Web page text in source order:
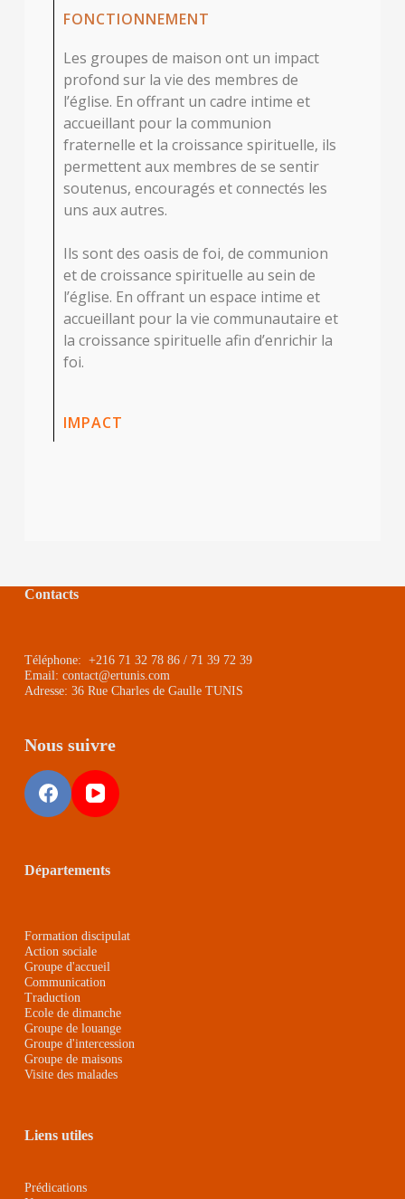
FONCTIONNEMENT
Les groupes de maison ont un impact
profond sur la vie des membres de
l’église. En offrant un cadre intime et
accueillant pour la communion
fraternelle et la croissance spirituelle, ils
permettent aux membres de se sentir
soutenus, encouragés et connectés les
uns aux autres.
Ils sont des oasis de foi, de communion
et de croissance spirituelle au sein de
l’église. En offrant un espace intime et
accueillant pour la vie communautaire et
la croissance spirituelle afin d’enrichir la
foi.
IMPACT
Contacts
Téléphone: +216 71 32 78 86 / 71 39 72 39
Email: contact@ertunis.com
Adresse: 36 Rue Charles de Gaulle TUNIS
Nous suivre
Départements
Formation discipulat
Action sociale
Groupe d'accueil
Communication
Traduction
Ecole de dimanche
Groupe de louange
Groupe d'intercession
Groupe de maisons
Visite des malades
Liens utiles
Prédications